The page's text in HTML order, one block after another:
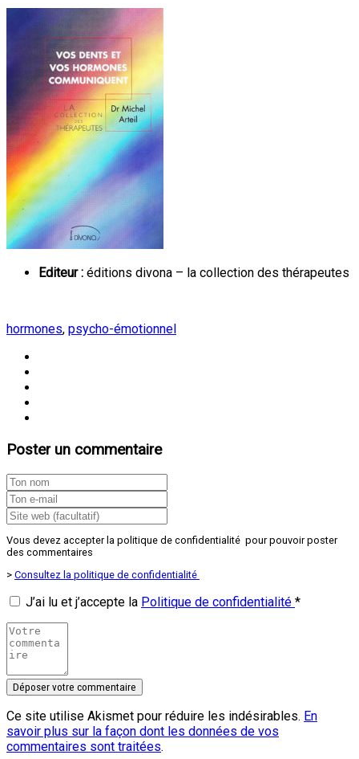
Editeur : éditions divona – la collection des thérapeutes
hormones, psycho-émotionnel
Poster un commentaire
Vous devez accepter la politique de confidentialité pour pouvoir poster
des commentaires
> Consultez la politique de confidentialité
J’ai lu et j’accepte la Politique de confidentialité *
Ce site utilise Akismet pour réduire les indésirables. En
savoir plus sur la façon dont les données de vos
commentaires sont traitées.